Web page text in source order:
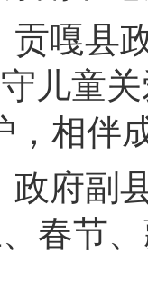
贡嘎县
儿童
，相伴
政府副
春节